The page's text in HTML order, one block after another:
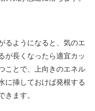
るようになると、気のエ
が長くなったら適宜カッ
ことで、上向きのエネル
に挿しておけば発根する
きます。